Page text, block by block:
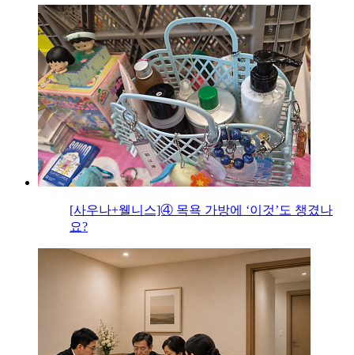
[사우나+웰니스]④ 목욕 가방에 ‘이것’도 챙겼나
요?